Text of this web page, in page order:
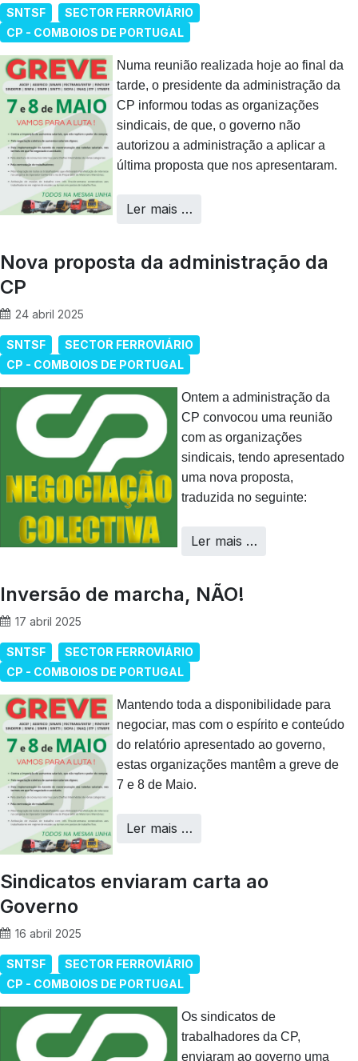
SNTSF
SECTOR FERROVIÁRIO
CP - COMBOIOS DE PORTUGAL
Numa reunião realizada hoje ao final da
tarde, o presidente da administração da
CP informou todas as organizações
sindicais, de que, o governo não
autorizou a administração a aplicar a
última proposta que nos apresentaram.
Ler mais …
Nova proposta da administração da
CP
24 abril 2025
SNTSF
SECTOR FERROVIÁRIO
CP - COMBOIOS DE PORTUGAL
Ontem a administração da
CP convocou uma reunião
com as organizações
sindicais, tendo apresentado
uma nova proposta,
traduzida no seguinte:
Ler mais …
Inversão de marcha, NÃO!
17 abril 2025
SNTSF
SECTOR FERROVIÁRIO
CP - COMBOIOS DE PORTUGAL
Mantendo toda a disponibilidade para
negociar, mas com o espírito e conteúdo
do relatório apresentado ao governo,
estas organizações mantêm a greve de
7 e 8 de Maio.
Ler mais …
Sindicatos enviaram carta ao
Governo
16 abril 2025
SNTSF
SECTOR FERROVIÁRIO
CP - COMBOIOS DE PORTUGAL
Os sindicatos de
trabalhadores da CP,
enviaram ao governo uma